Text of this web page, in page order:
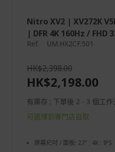
Nitro XV2 | XV272K
| DFR 4K 160Hz / FHD
Ref. UM.HX2CF.501
HK$2,398.00
HK$2,198.00
有庫存 ; 下單後 2 - 3 個工作
可選擇到專門店自取
屏幕尺吋 / 面板: 27" ; 4K ; IPS